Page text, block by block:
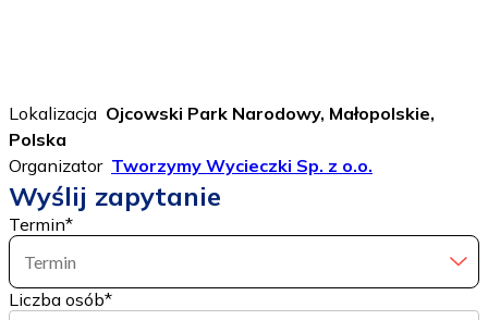
Lokalizacja Ojcowski Park Narodowy, Małopolskie,
Polska
Organizator Tworzymy Wycieczki Sp. z o.o.
Wyślij zapytanie
Termin*
Termin
Liczba osób*